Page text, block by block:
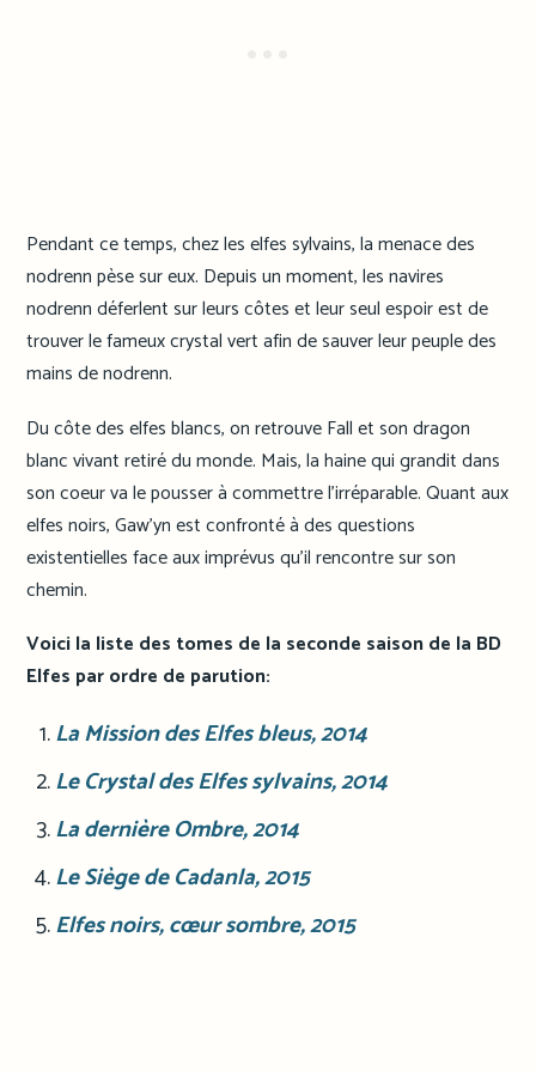
Pendant ce temps, chez les elfes sylvains, la menace des
nodrenn pèse sur eux. Depuis un moment, les navires
nodrenn déferlent sur leurs côtes et leur seul espoir est de
trouver le fameux crystal vert afin de sauver leur peuple des
mains de nodrenn.
Du côte des elfes blancs, on retrouve Fall et son dragon
blanc vivant retiré du monde. Mais, la haine qui grandit dans
son coeur va le pousser à commettre l’irréparable. Quant aux
elfes noirs, Gaw’yn est confronté à des questions
existentielles face aux imprévus qu’il rencontre sur son
chemin.
Voici la liste des tomes de la seconde saison de la BD
Elfes par ordre de parution:
La Mission des Elfes bleus, 2014
Le Crystal des Elfes sylvains, 2014
La dernière Ombre, 2014
Le Siège de Cadanla, 2015
Elfes noirs, cœur sombre, 2015